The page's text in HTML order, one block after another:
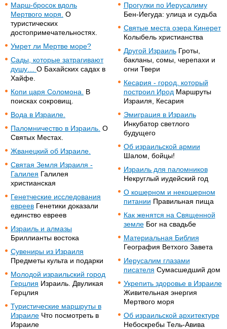
Марш-бросок вдоль
Мертвого моря. О
туристических
достопримечательностях.
Умрет ли Мертве море?
Сады, которые затрагивают
душу… О Бахайских садах в
Хайфе.
Копи царя Соломона.
В
поисках сокровищ.
Вода в Израиле.
Паломничество в Израиль. О
Святых Местах.
Жванецкий об Израиле.
Святая Земля Израиля -
Галилея Галилея
христианская
Генетческие исследования
евреев Генетики доказали
единство евреев
Израиль и алмазы
Бриллианты востока
Сувениры из Израиля
Предметы культа и подарки
Молодой израильский город
Герцлия Израиль. Двуликая
Герцлия
Туристические маршруты в
Израиле Что посмотреть в
Израиле
Прогулки по Иерусалиму
Бен-Иегуда: улица и судьба
Святые места озера Кинерет
Колыбель христианства
Другой ИзраильГроты,
бакланы, сомы, черепахи и
огни Твери
Кесария - город, который
построил Ирод Маршруты
Израиля, Кесария
Эмиграция в Израиль
Инкубатор светлого
будущего
Об израильской армии
Шалом, бойцы!
Израиль для паломников
Некруглый иудейский год
О кошерном и некошерном
питании Правильная пища
Как женятся на Священной
землеБог на свадьбе
Материальная Библия
География Ветхого Завета
Иерусалим глазами
писателя Сумасшедший дом
Укрепить здоровье в Израиле
Живительная энергия
Мертвого моря
Об израильской архитектуре
Небоскребы Тель-Авива